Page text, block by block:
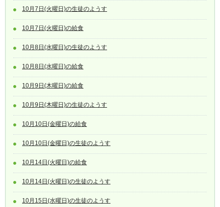
10月7日(火曜日)の生徒のようす
10月7日(火曜日)の給食
10月8日(水曜日)の生徒のようす
10月8日(水曜日)の給食
10月9日(木曜日)の給食
10月9日(木曜日)の生徒のようす
10月10日(金曜日)の給食
10月10日(金曜日)の生徒のようす
10月14日(火曜日)の給食
10月14日(火曜日)の生徒のようす
10月15日(水曜日)の生徒のようす